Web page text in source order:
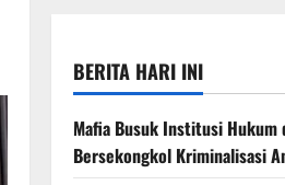
BERITA HARI INI
Mafia Busuk Institusi Hukum
Bersekongkol Kriminalisasi